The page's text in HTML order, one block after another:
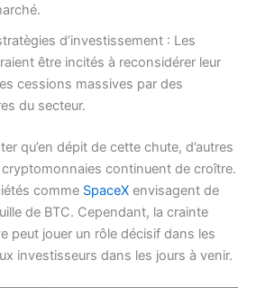
d’investissement : Les
être incités à reconsidérer leur
cessions massives par des
du secteur.
qu’en dépit de cette chute, d’autres
continuent de croître.
comme SpaceX envisagent de
de BTC. Cependant, la crainte
peut jouer un rôle décisif dans les
investisseurs dans les jours à venir.